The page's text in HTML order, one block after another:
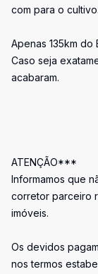
com para o cultivo.
Apenas 135km do
Caso seja
acabaram.
ATENÇÃO***
Informamos que
corretor parceiro
imóveis.
Os devidos
nos termos